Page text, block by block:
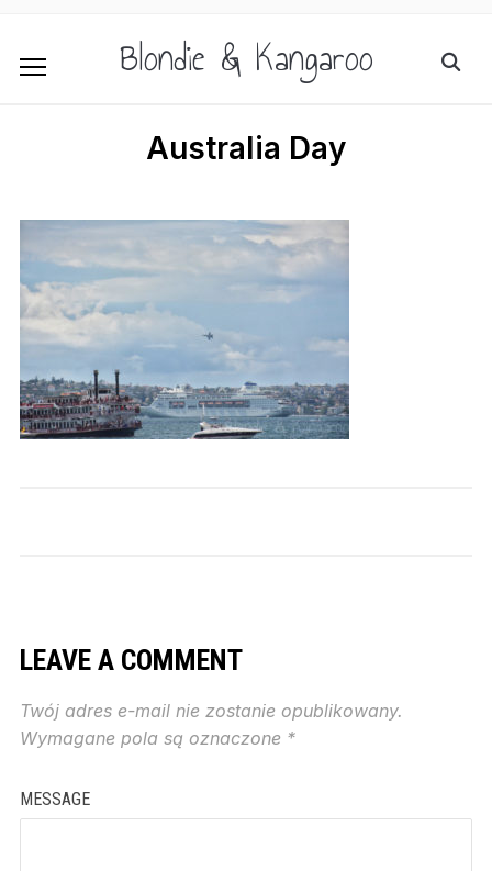
Blondie & Kangaroo
Australia Day
LEAVE A COMMENT
Twój adres e-mail nie zostanie opublikowany.
Wymagane pola są oznaczone *
MESSAGE